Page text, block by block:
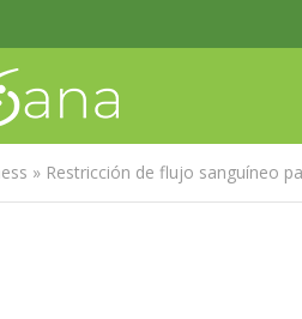
» Restricción de flujo sanguíneo